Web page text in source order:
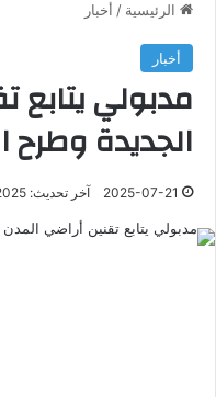
الرئيسية / أخبار
أخبار
مدبولي يتابع
الجديدة وطرح
2025-07-21 آخر تحديث: 2025-07-21